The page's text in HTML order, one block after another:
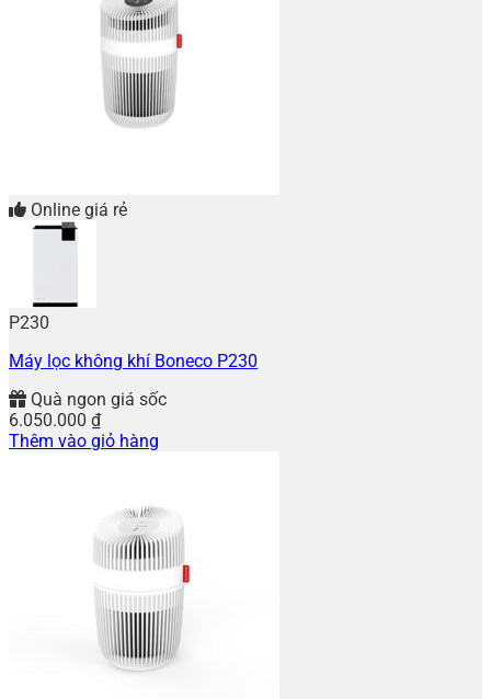
Online giá rẻ
P230
Máy lọc không khí Boneco P230
Quà ngon giá sốc
6.050.000 ₫
Thêm vào giỏ hàng